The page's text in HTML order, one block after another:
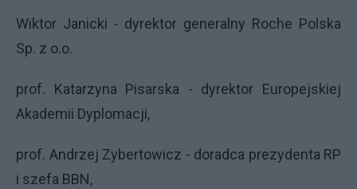
Wiktor Janicki - dyrektor generalny Roche Polska
Sp. z o.o.
prof. Katarzyna Pisarska - dyrektor Europejskiej
Akademii Dyplomacji,
prof. Andrzej Zybertowicz - doradca prezydenta RP
i szefa BBN,